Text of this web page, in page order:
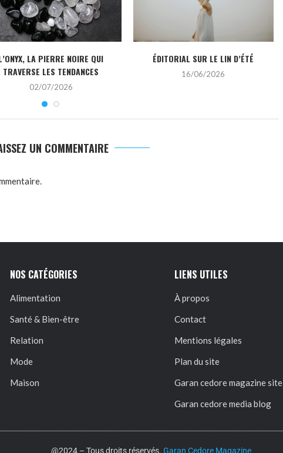
LA PIERRE NOIRE QUI
TRAVERSE LES TENDANCES
02/07/2026
ÉDITORIAL SUR LE LIN D’ÉTÉ
16/06/2026
UN COMMENTAIRE
NOS CATÉGORIES
Alimentation
Santé & Bien-être
Relation
Mode
Maison
LIENS UTILES
À propos
Contact
Mentions légales
Plan du site
Garan cedore magazine site
Garan cedore media blog
@2024 – Tous droits réservés. Garan Cedore Magazine